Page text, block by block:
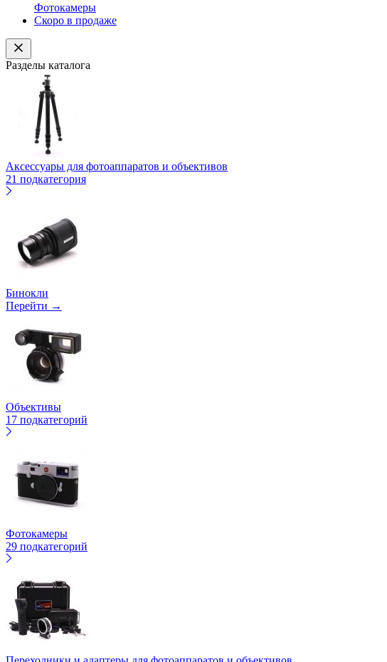
Фотокамеры
Скоро в продаже
Разделы каталога
Аксессуары для фотоаппаратов и объективов
21 подкатегория
Бинокли
Перейти →
Объективы
17 подкатегорий
Фотокамеры
29 подкатегорий